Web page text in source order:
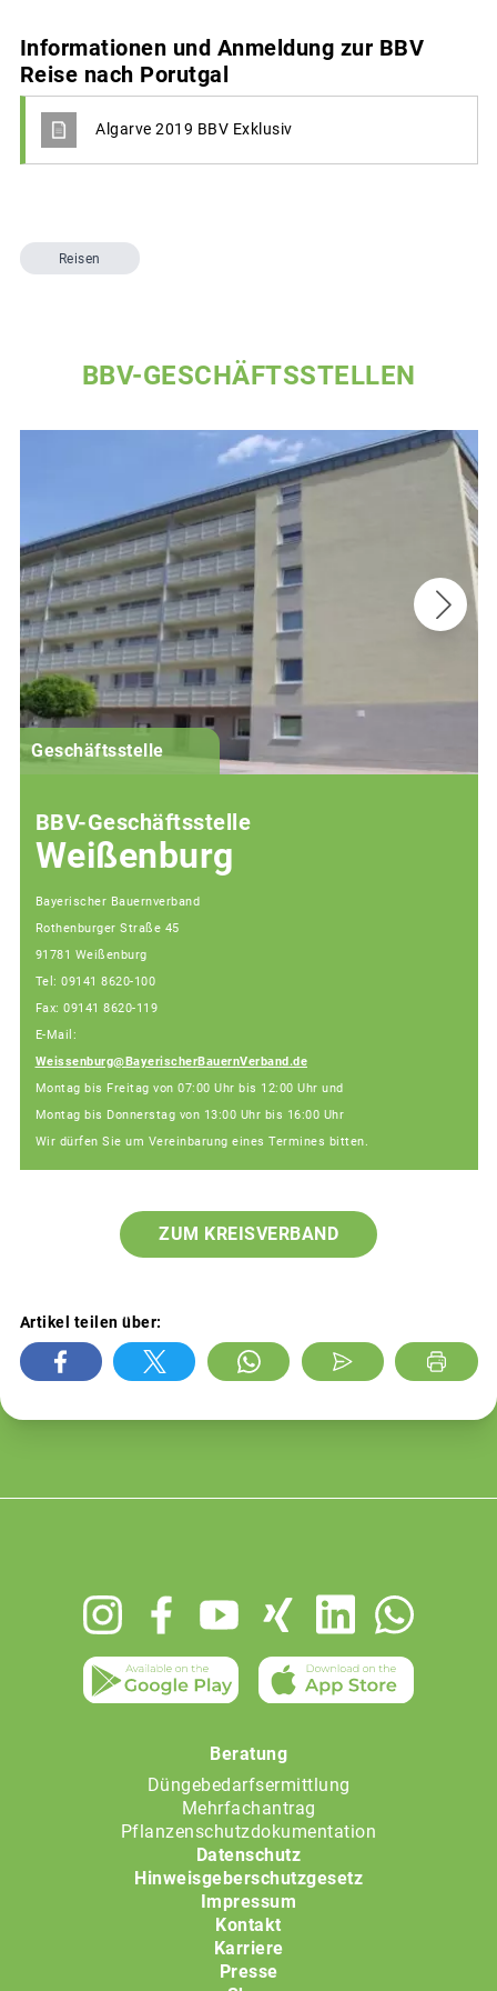
Informationen und Anmeldung zur BBV
Reise nach Porutgal
Algarve 2019 BBV Exklusiv
Reisen
BBV-GESCHÄFTSSTELLEN
Geschäftsstelle
BBV-Geschäftsstelle
Weißenburg
Bayerischer Bauernverband
Rothenburger Straße 45
91781 Weißenburg
Tel: 09141 8620-100
Fax: 09141 8620-119
E-Mail:
Weissenburg@BayerischerBauernVerband.de
Montag bis Freitag von 07:00 Uhr bis 12:00 Uhr und
Montag bis Donnerstag von 13:00 Uhr bis 16:00 Uhr
Wir dürfen Sie um Vereinbarung eines Termines bitten.
ZUM KREISVERBAND
Artikel teilen über:
Beratung
Düngebedarfsermittlung
Mehrfachantrag
Pflanzenschutzdokumentation
Datenschutz
Hinweisgeberschutzgesetz
Impressum
Kontakt
Karriere
Presse